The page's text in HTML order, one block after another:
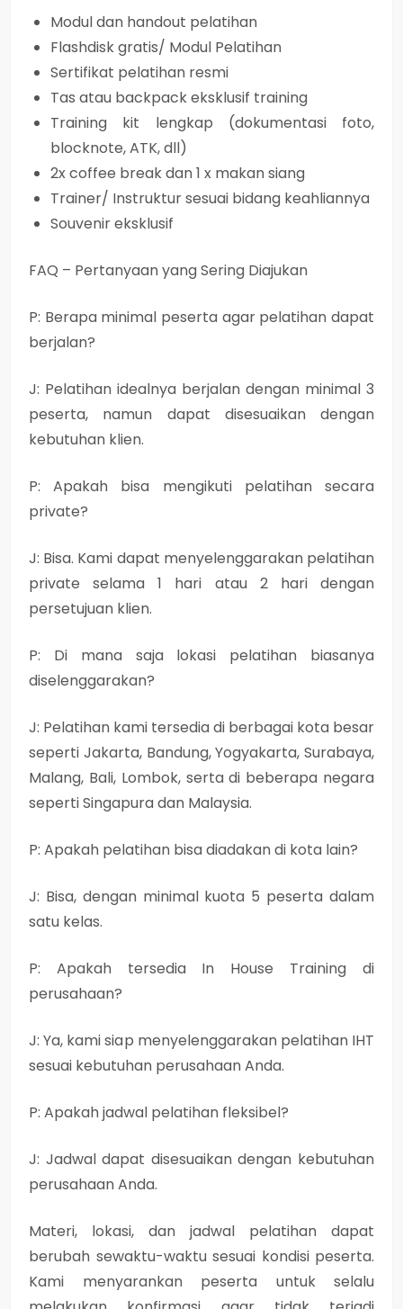
Modul dan handout pelatihan
Flashdisk gratis/ Modul Pelatihan
Sertifikat pelatihan resmi
Tas atau backpack eksklusif training
Training kit lengkap (dokumentasi foto,
blocknote, ATK, dll)
2x coffee break dan 1 x makan siang
Trainer/ Instruktur sesuai bidang keahliannya
Souvenir eksklusif
FAQ – Pertanyaan yang Sering Diajukan
P: Berapa minimal peserta agar pelatihan dapat
berjalan?
J: Pelatihan idealnya berjalan dengan minimal 3
peserta, namun dapat disesuaikan dengan
kebutuhan klien.
P: Apakah bisa mengikuti pelatihan secara
private?
J: Bisa. Kami dapat menyelenggarakan pelatihan
private selama 1 hari atau 2 hari dengan
persetujuan klien.
P: Di mana saja lokasi pelatihan biasanya
diselenggarakan?
J: Pelatihan kami tersedia di berbagai kota besar
seperti Jakarta, Bandung, Yogyakarta, Surabaya,
Malang, Bali, Lombok, serta di beberapa negara
seperti Singapura dan Malaysia.
P: Apakah pelatihan bisa diadakan di kota lain?
J: Bisa, dengan minimal kuota 5 peserta dalam
satu kelas.
P: Apakah tersedia In House Training di
perusahaan?
J: Ya, kami siap menyelenggarakan pelatihan IHT
sesuai kebutuhan perusahaan Anda.
P: Apakah jadwal pelatihan fleksibel?
J: Jadwal dapat disesuaikan dengan kebutuhan
perusahaan Anda.
Materi, lokasi, dan jadwal pelatihan dapat
berubah sewaktu-waktu sesuai kondisi peserta.
Kami menyarankan peserta untuk selalu